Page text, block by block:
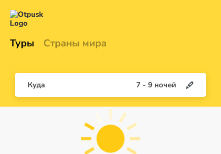
Туры Страны мира
Куда 7 - 9 ночей